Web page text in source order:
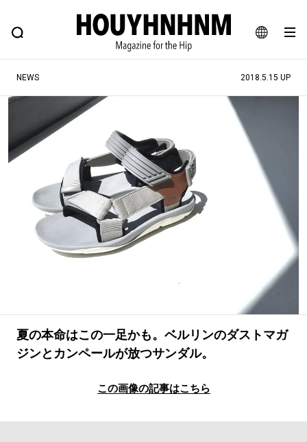
JA
EN
FEATURE BLOG SNAP
ヒップなファッション、カルチャー、ライフスタイルWEBマガジン
#注目のタグ
#SHOPPING ADDICT #憧れの逸品
#ESSENTIAL DESIGNS #古着サミット
#NEW VINTAGE #マイナーグッド図鑑
#路地裏てぃーん。 #MONTHLY JOURNAL
#GH 銘品の所以 #フイナムのYouTube
#MUSIC
#SPORTS #HANDSOME HANDBOOK
NEWS 2018.5.15 UP
夏の本命はこの一足かも。ベルリンのダストマガ
ジンとカンペールが放つサンダル。
この画像の記事はこちら